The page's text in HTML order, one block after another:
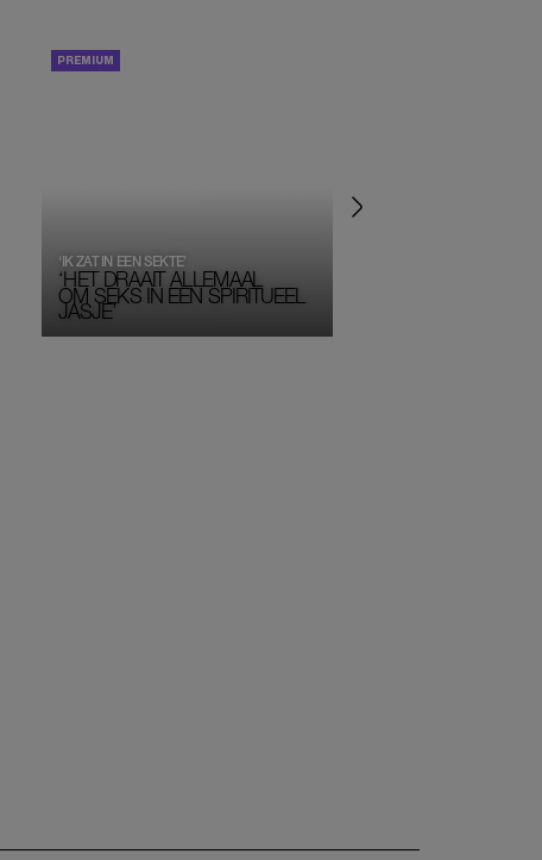
‘HET DRAAIT ALLEMAAL
OM SEKS IN EEN SPIRITUEEL
JASJE’
‘IK ZAT IN EEN SEKTE’